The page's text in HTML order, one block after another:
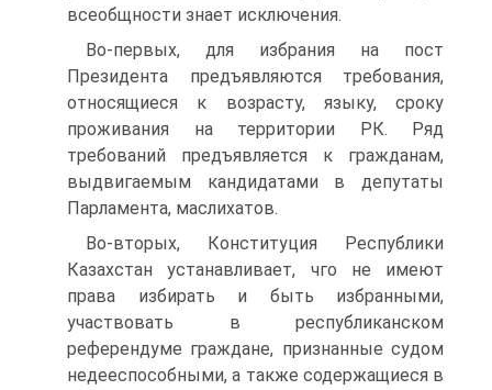
всеобщности знает исключения.
Во-первых, для избрания на пост
Президента предъявляются требования,
относящиеся к возрасту, языку, сроку
проживания на территории РК. Ряд
требований предъявляется к гражданам,
выдвигаемым кандидатами в депутаты
Парламента, маслихатов.
Во-вторых, Конституция Республики
Казахстан устанавливает, чго не имеют
права избирать и быть избранными,
участвовать в республиканском
референдуме граждане, признанные судом
недееспособными, а также содержащиеся в